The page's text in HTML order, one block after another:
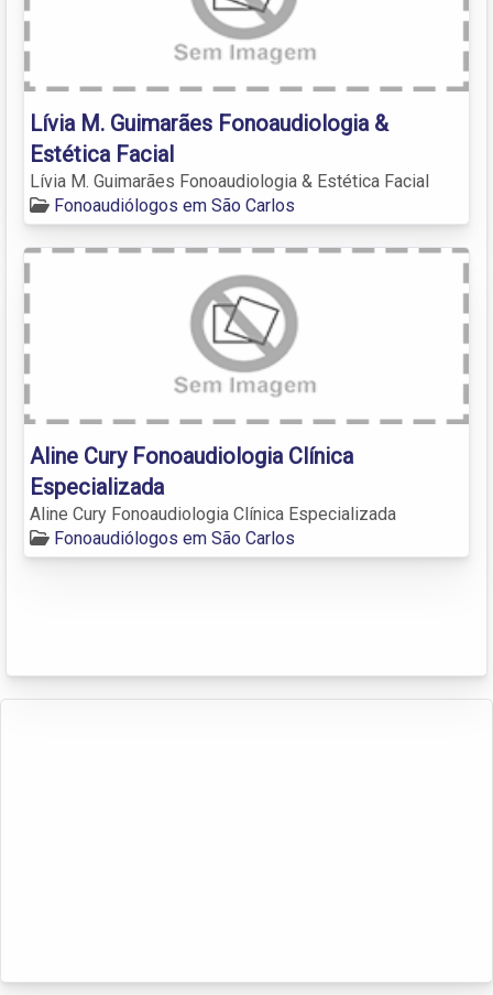
Lívia M. Guimarães Fonoaudiologia &
Estética Facial
Lívia M. Guimarães Fonoaudiologia & Estética Facial
Fonoaudiólogos em São Carlos
Aline Cury Fonoaudiologia Clínica
Especializada
Aline Cury Fonoaudiologia Clínica Especializada
Fonoaudiólogos em São Carlos